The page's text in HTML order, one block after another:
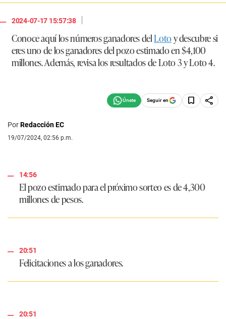
2024-07-17 15:57:38
|
Conoce aquí los números ganadores delLotoy descubre si
eres uno de los ganadores del pozo estimado en$4,100
millones. Además, revisa los resultados de Loto 3 y Loto 4.
Seguir en
PorRedacción EC
19/07/2024, 02:56 p.m.
14:56
El pozo estimado para el próximo sorteo es de4,300
millones de pesos.
20:51
Felicitaciones a los ganadores.
20:51